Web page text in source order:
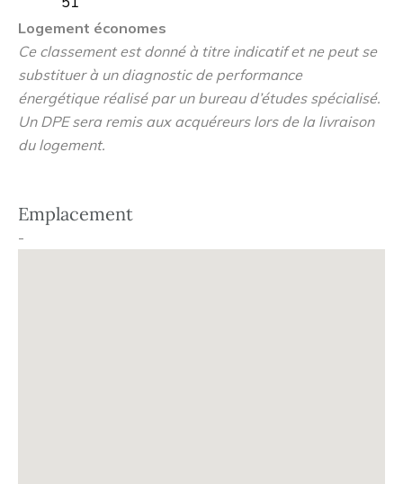
l'Euro-région.
Environnement Privilegié et Accessibilité
Située à mi-chemin entre les campus Cité Scientifique et
privilégié qui assure un accès rapide aux universités, aux
transports en commun, ainsi qu'aux commodités locales
comme le centre commercial V2, la piscine du Triolo, et le
Logement économes
Ce classement est donné à titre indicatif et ne peut se
substituer à un diagnostic de performance
énergétique réalisé par un bureau d’études spécialisé.
Un DPE sera remis aux acquéreurs lors de la livraison
du logement.
Emplacement
-